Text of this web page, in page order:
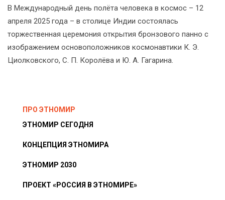
В Международный день полёта человека в космос – 12
апреля 2025 года – в столице Индии состоялась
торжественная церемония открытия бронзового панно с
изображением основоположников космонавтики К. Э.
Циолковского, С. П. Королёва и Ю. А. Гагарина.
ПРО ЭТНОМИР
ЭТНОМИР СЕГОДНЯ
КОНЦЕПЦИЯ ЭТНОМИРА
ЭТНОМИР 2030
ПРОЕКТ «РОССИЯ В ЭТНОМИРЕ»